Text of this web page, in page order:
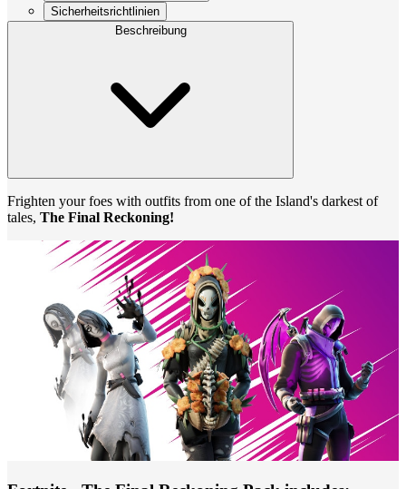
Sicherheitsrichtlinien
Beschreibung
Frighten your foes with outfits from one of the Island's darkest of
tales, The Final Reckoning!